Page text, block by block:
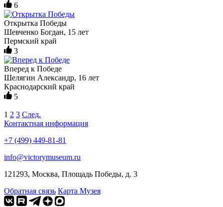
6
Открытка Победы
Шевченко Богдан, 15 лет
Пермский край
3
Вперед к Победе
Шелягин Александр, 16 лет
Краснодарский край
5
1 2 3 След.
Контактная информация
+7 (499) 449-81-81
info@victorymuseum.ru
121293, Москва, Площадь Победы, д. 3
Обратная связь Карта Музея